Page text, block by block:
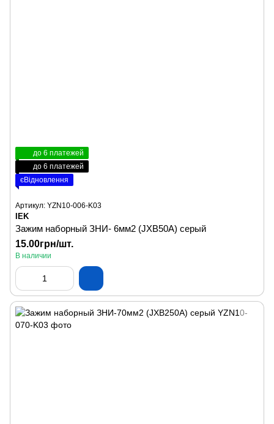
до 6 платежей
до 6 платежей
єВідновлення
Артикул: YZN10-006-K03
IEK
Зажим наборный ЗНИ- 6мм2 (JXB50А) серый
15.00грн/шт.
В наличии